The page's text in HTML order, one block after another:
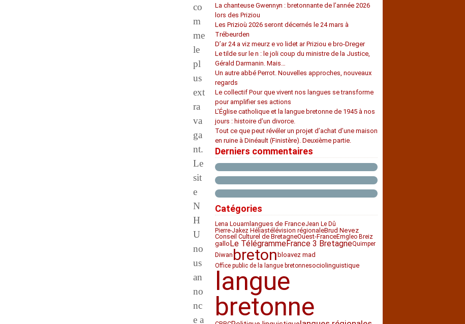
co
m
me
le
pl
us
ext
ra
va
ga
nt.
Le
sit
e
N
H
U
no
us
an
no
nc
e a
La chanteuse Gwennyn : bretonnante de l’année 2026
lors des Priziou
Les Prizioù 2026 seront décernés le 24 mars à
Trébeurden
D’ar 24 a viz meurz e vo lidet ar Priziou e bro-Dreger
Le tilde sur le n : le joli coup du ministre de la Justice,
Gérald Darmanin. Mais…
Un autre abbé Perrot. Nouvelles approches, nouveaux
regards
Le collectif Pour que vivent nos langues se transforme
pour amplifier ses actions
L’Église catholique et la langue bretonne de 1945 à nos
jours : histoire d’un divorce.
Tout ce que peut révéler un projet d’achat d’une maison
en ruine à Dinéault (Finistère). Deuxième partie.
Derniers commentaires
Catégories
Lena Louarn langues de FranceJean Le Dû
Pierre-Jakez Héliastélévision régionaleBrud Nevez
Conseil Culturel de BretagneOuest-FranceEmgleo Breiz
galloLe TélégrammeFrance 3 BretagneQuimper
Diwan breton bloavez mad
Office public de la langue bretonnesociolinguistique
langue
bretonne